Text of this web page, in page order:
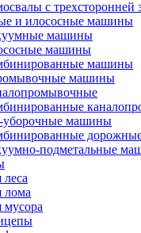
с трехсторонней
и илососные машины
машины
машины
машины
машины
уборочные машины
подметальные
леса
лома
мусора